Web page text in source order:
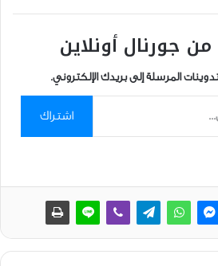
جورنال أونلاين
المرسلة إلى بريدك الإلكتروني.
اشتراك